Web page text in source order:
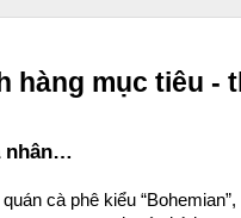
hàng mục tiêu -
nhân…
cà phê kiểu